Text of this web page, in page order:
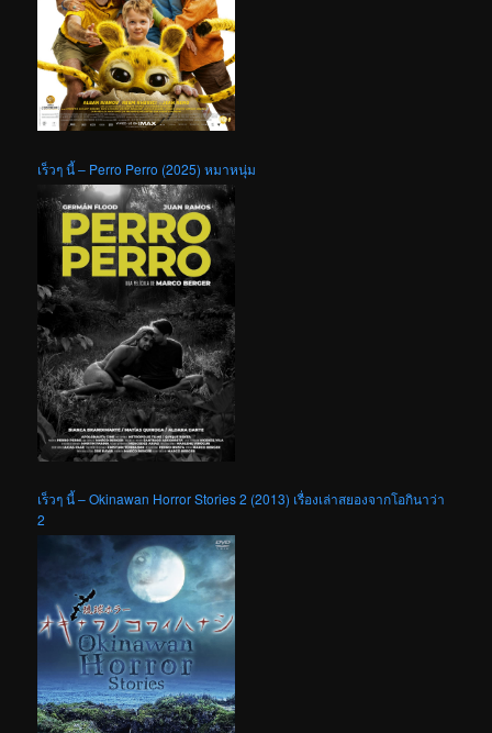
เร็วๆ นี้ – Perro Perro (2025) หมาหนุ่ม
เร็วๆ นี้ – Okinawan Horror Stories 2 (2013) เรื่องเล่าสยองจากโอกินาว่า
2